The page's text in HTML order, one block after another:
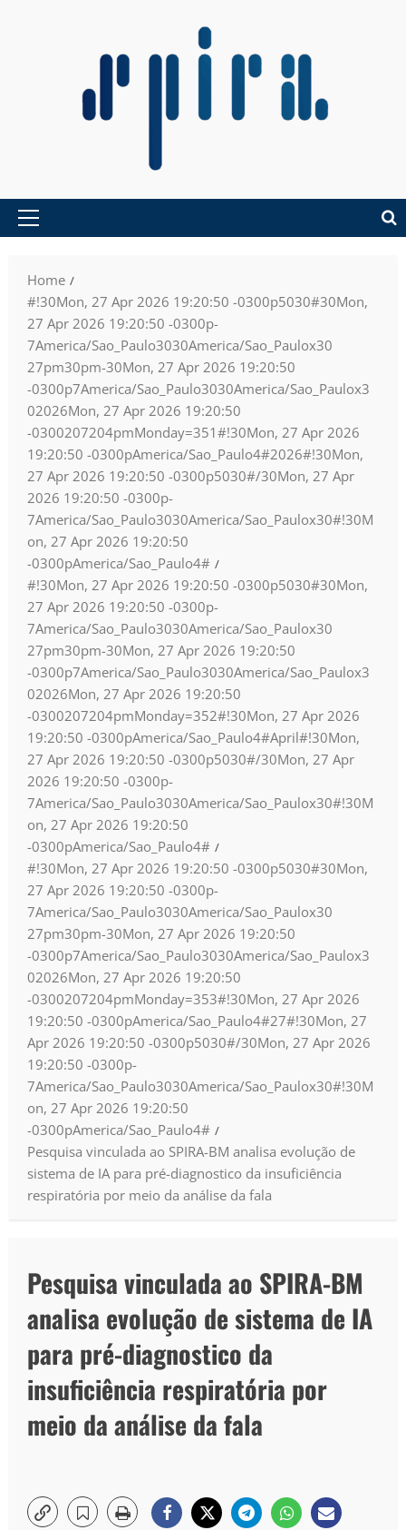
Home
#!30Mon, 27 Apr 2026 19:20:50 -0300p5030#30Mon,
27 Apr 2026 19:20:50 -0300p-
7America/Sao_Paulo3030America/Sao_Paulox30
27pm30pm-30Mon, 27 Apr 2026 19:20:50
-0300p7America/Sao_Paulo3030America/Sao_Paulox3
02026Mon, 27 Apr 2026 19:20:50
-0300207204pmMonday=351#!30Mon, 27 Apr 2026
19:20:50 -0300pAmerica/Sao_Paulo4#2026#!30Mon,
27 Apr 2026 19:20:50 -0300p5030#/30Mon, 27 Apr
2026 19:20:50 -0300p-
7America/Sao_Paulo3030America/Sao_Paulox30#!30M
on, 27 Apr 2026 19:20:50
-0300pAmerica/Sao_Paulo4#
#!30Mon, 27 Apr 2026 19:20:50 -0300p5030#30Mon,
27 Apr 2026 19:20:50 -0300p-
7America/Sao_Paulo3030America/Sao_Paulox30
27pm30pm-30Mon, 27 Apr 2026 19:20:50
-0300p7America/Sao_Paulo3030America/Sao_Paulox3
02026Mon, 27 Apr 2026 19:20:50
-0300207204pmMonday=352#!30Mon, 27 Apr 2026
19:20:50 -0300pAmerica/Sao_Paulo4#April#!30Mon,
27 Apr 2026 19:20:50 -0300p5030#/30Mon, 27 Apr
2026 19:20:50 -0300p-
7America/Sao_Paulo3030America/Sao_Paulox30#!30M
on, 27 Apr 2026 19:20:50
-0300pAmerica/Sao_Paulo4#
#!30Mon, 27 Apr 2026 19:20:50 -0300p5030#30Mon,
27 Apr 2026 19:20:50 -0300p-
7America/Sao_Paulo3030America/Sao_Paulox30
27pm30pm-30Mon, 27 Apr 2026 19:20:50
-0300p7America/Sao_Paulo3030America/Sao_Paulox3
02026Mon, 27 Apr 2026 19:20:50
-0300207204pmMonday=353#!30Mon, 27 Apr 2026
19:20:50 -0300pAmerica/Sao_Paulo4#27#!30Mon, 27
Apr 2026 19:20:50 -0300p5030#/30Mon, 27 Apr 2026
19:20:50 -0300p-
7America/Sao_Paulo3030America/Sao_Paulox30#!30M
on, 27 Apr 2026 19:20:50
-0300pAmerica/Sao_Paulo4#
Pesquisa vinculada ao SPIRA-BM analisa evolução de
sistema de IA para pré-diagnostico da insuficiência
respiratória por meio da análise da fala
Pesquisa vinculada ao SPIRA-BM
analisa evolução de sistema de IA
para pré-diagnostico da
insuficiência respiratória por
meio da análise da fala